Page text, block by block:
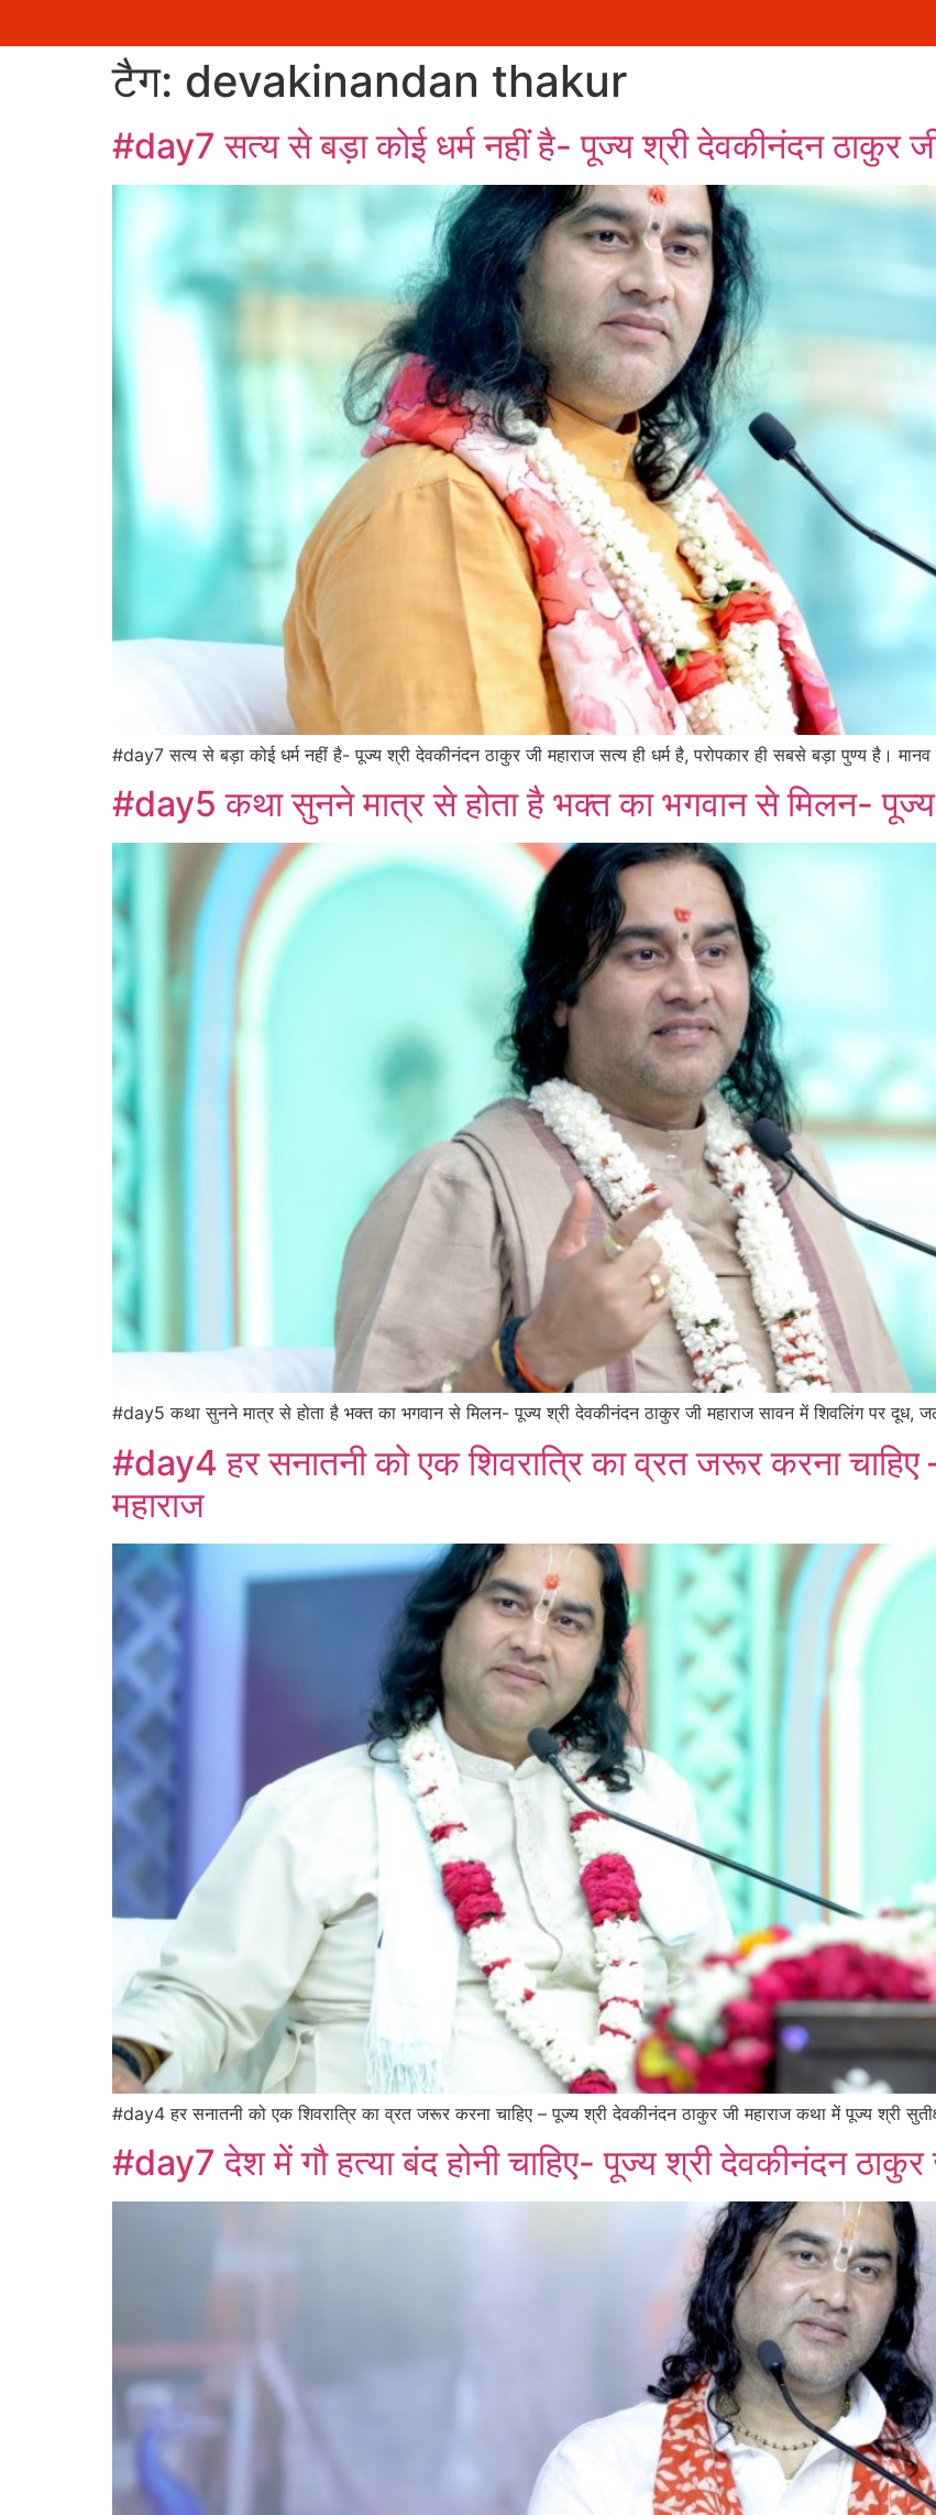
टैग: devakinandan thakur
#day7 सत्य से बड़ा कोई धर्म नहीं है- पूज्य श्री देवकीनंदन ठाकुर
#day7 सत्य से बड़ा कोई धर्म नहीं है- पूज्य श्री देवकीनंदन ठाकुर जी महाराज सत्य ही धर्म है, परोपकार ही सबसे बड़ा पुण्य है।
#day5 कथा सुनने मात्र से होता है भक्त का भगवान से मिलन- पूज्य
#day5 कथा सुनने मात्र से होता है भक्त का भगवान से मिलन- पूज्य श्री देवकीनंदन ठाकुर जी महाराज सावन में शिवलिंग पर
#day4 हर सनातनी को एक शिवरात्रि का व्रत जरूर करना
महाराज
#day4 हर सनातनी को एक शिवरात्रि का व्रत जरूर करना चाहिए – पूज्य श्री देवकीनंदन ठाकुर जी महाराज कथा में पूज्य श्री
#day7 देश में गौ हत्या बंद होनी चाहिए- पूज्य श्री देवकीनंदन ठाकुर